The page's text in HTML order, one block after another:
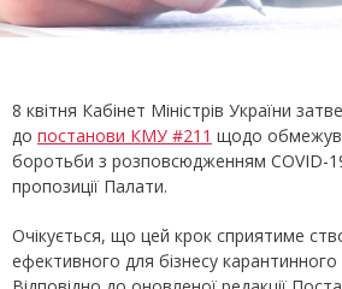
8 квітня Кабінет Міністрів України
до постанови КМУ #211 щодо
боротьби з розповсюдженням COVID-
пропозиції Палати.
Очікується, що цей крок сприятиме
ефективного для бізнесу